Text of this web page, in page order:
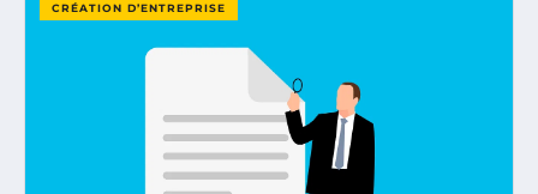
CRÉATION D’ENTREPRISE